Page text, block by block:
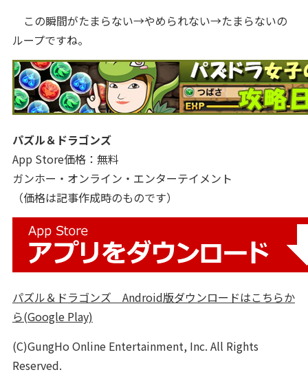
この瞬間がたまらない→やめられない→たまらないの
ループですね。
パズル＆ドラゴンズ
App Store価格：無料
ガンホー・オンライン・エンターテイメント
（価格は記事作成時のものです）
パズル＆ドラゴンズ Android版ダウンロードはこちらか
ら(Google Play)
(C)GungHo Online Entertainment, Inc. All Rights
Reserved.